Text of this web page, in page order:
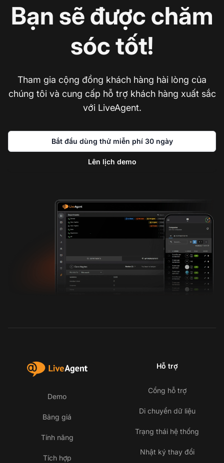
Bạn sẽ được chăm
sóc tốt!
Tham gia cộng đồng khách hàng hài lòng của
chúng tôi và cung cấp hỗ trợ khách hàng xuất sắc
với LiveAgent.
Bắt đầu dùng thử miễn phí 30 ngày
Lên lịch demo
Demo
Bảng giá
Tính năng
Tích hợp
Hỗ trợ
Cổng hỗ trợ
Di chuyển dữ liệu
Trạng thái hệ thống
Nhật ký thay đổi